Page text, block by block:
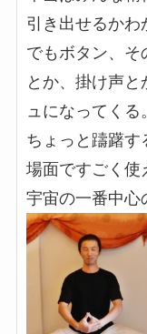
引き出せるかわ
でもボタン、そ
とか、掛け声
ュになってくる。
ちょっと躊躇す
場面ですごく使
宇宙の一番中心